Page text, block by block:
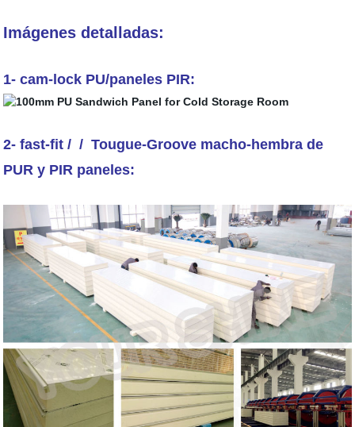
Imágenes detalladas:
1- cam-lock PU/paneles PIR:
2- fast-fit / / Tougue-Groove macho-hembra de
PUR y PIR paneles: